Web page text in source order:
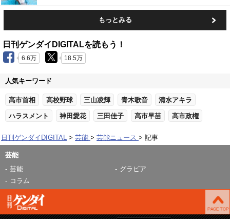
もっとみる
日刊ゲンダイDIGITALを読もう！
6.6万 18.5万
人気キーワード
高市首相 高校野球 三山凌輝 青木歌音 清水アキラ
ハラスメント 神田愛花 三田佳子 高市早苗 高市政権
日刊ゲンダイDIGITAL 芸能 芸能ニュース 記事
芸能
芸能
グラビア
コラム